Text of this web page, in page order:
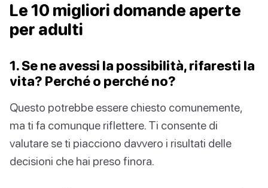
Le 10 migliori domande aperte
per adulti
1. Se ne avessi la possibilità, rifaresti la
vita? Perché o perché no?
Questo potrebbe essere chiesto comunemente,
ma ti fa comunque riflettere. Ti consente di
valutare se ti piacciono davvero i risultati delle
decisioni che hai preso finora.